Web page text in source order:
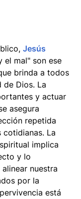
Jesús
el mal" son ese
brinda a todos
Dios. La
y actuar
asegura
repetida
cotidianas. La
implica
y lo
nuestra
por la
está